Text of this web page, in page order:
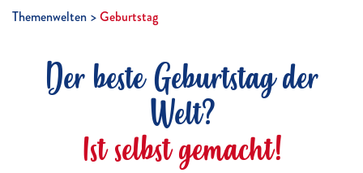
Themenwelten Geburtstag
Der beste Geburtstag der
Welt?
Ist selbst gemacht!